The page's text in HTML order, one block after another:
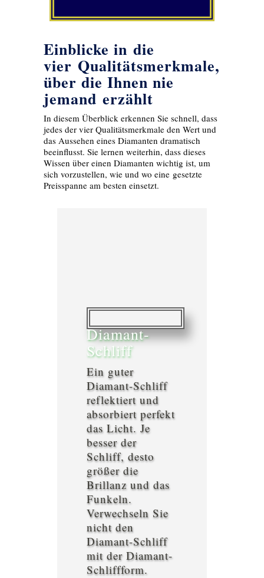
Einblicke in die
vier Qualitätsmerkmale,
über die Ihnen nie
jemand erzählt
In diesem Überblick erkennen Sie schnell, dass
jedes der vier Qualitätsmerkmale den Wert und
das Aussehen eines Diamanten dramatisch
beeinflusst. Sie lernen weiterhin, dass dieses
Wissen über einen Diamanten wichtig ist, um
sich vorzustellen, wie und wo eine gesetzte
Preisspanne am besten einsetzt.
Diamant-
Schliff
Ein guter
Diamant-Schliff
reflektiert und
absorbiert perfekt
das Licht. Je
besser der
Schliff, desto
größer die
Brillanz und das
Funkeln.
Verwechseln Sie
nicht den
Diamant-Schliff
mit der Diamant-
Schliffform.